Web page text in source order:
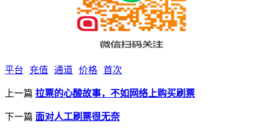
平台 充值 通道 价格 首次
上一篇 拉票的心酸故事，不如网络上购买刷票
下一篇 面对人工刷票很无奈